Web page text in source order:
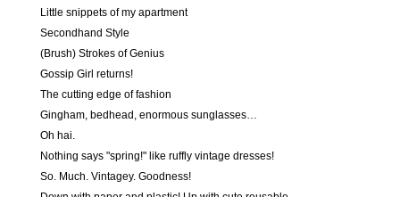
Little snippets of my apartment
Secondhand Style
(Brush) Strokes of Genius
Gossip Girl returns!
The cutting edge of fashion
Gingham, bedhead, enormous sunglasses…
Oh hai.
Nothing says "spring!" like ruffly vintage dresses!
So. Much. Vintagey. Goodness!